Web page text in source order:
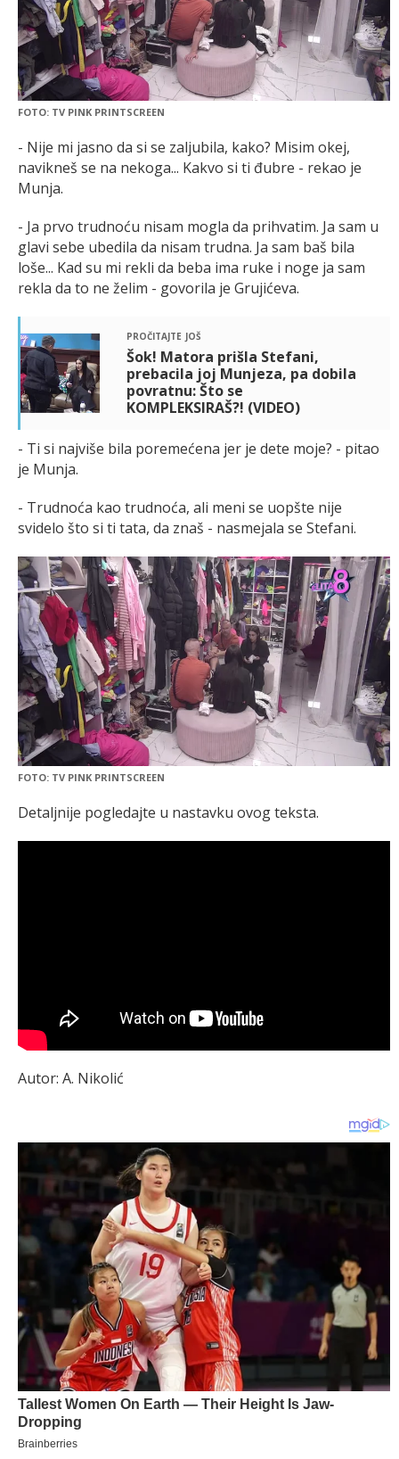
FOTO: TV PINK PRINTSCREEN
- Nije mi jasno da si se zaljubila, kako? Misim okej,
navikneš se na nekoga... Kakvo si ti đubre - rekao je
Munja.
- Ja prvo trudnoću nisam mogla da prihvatim. Ja sam u
glavi sebe ubedila da nisam trudna. Ja sam baš bila
loše... Kad su mi rekli da beba ima ruke i noge ja sam
rekla da to ne želim - govorila je Grujićeva.
pročitajte još
Šok! Matora prišla Stefani,
prebacila joj Munjeza, pa dobila
povratnu: Što se
KOMPLEKSIRAŠ?! (VIDEO)
- Ti si najviše bila poremećena jer je dete moje? - pitao
je Munja.
- Trudnoća kao trudnoća, ali meni se uopšte nije
svidelo što si ti tata, da znaš - nasmejala se Stefani.
FOTO: TV PINK PRINTSCREEN
Detaljnije pogledajte u nastavku ovog teksta.
Autor: A. Nikolić